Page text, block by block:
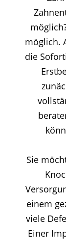
möglich.
die
Sie
einem
viele
Einer